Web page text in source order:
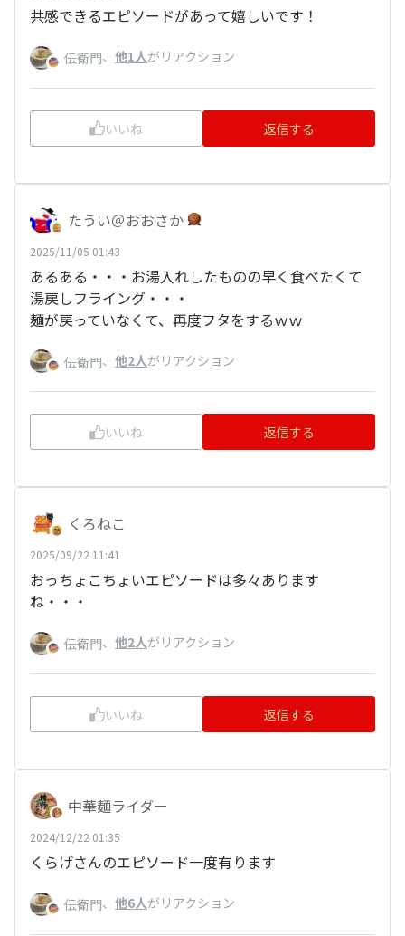
共感できるエピソードがあって嬉しいです！
伝衛門、 他1人がリアクション
いいね 返信する
たうい＠おおさか
2025/11/05 01:43
あるある・・・お湯入れしたものの早く食べたくて
湯戻しフライング・・・
麺が戻っていなくて、再度フタをするｗｗ
伝衛門、 他2人がリアクション
いいね 返信する
くろねこ
2025/09/22 11:41
おっちょこちょいエピソードは多々あります
ね・・・
伝衛門、 他2人がリアクション
いいね 返信する
中華麺ライダー
2024/12/22 01:35
くらげさんのエピソード一度有ります
伝衛門、 他6人がリアクション